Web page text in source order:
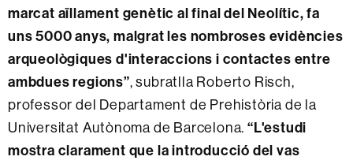
marcat aïllament genètic al final del Neolític, fa
uns 5000 anys, malgrat les nombroses evidències
arqueològiques d'interaccions i contactes entre
ambdues regions”, subratlla Roberto Risch,
professor del Departament de Prehistòria de la
Universitat Autònoma de Barcelona. “L'estudi
mostra clarament que la introducció del vas